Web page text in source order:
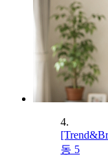
4.
동 5